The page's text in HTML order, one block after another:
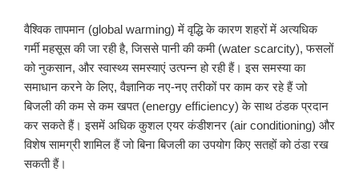
वैश्विक तापमान (global warming) में वृद्धि के कारण शहरों में अत्यधिक
गर्मी महसूस की जा रही है, जिससे पानी की कमी (water scarcity), फसलों
को नुकसान, और स्वास्थ्य समस्याएं उत्पन्न हो रही हैं। इस समस्या का
समाधान करने के लिए, वैज्ञानिक नए-नए तरीकों पर काम कर रहे हैं जो
बिजली की कम से कम खपत (energy efficiency) के साथ ठंडक प्रदान
कर सकते हैं। इसमें अधिक कुशल एयर कंडीशनर (air conditioning) और
विशेष सामग्री शामिल हैं जो बिना बिजली का उपयोग किए सतहों को ठंडा रख
सकती हैं।